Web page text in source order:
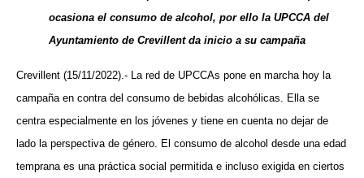
ocasiona el consumo de alcohol, por ello la UPCCA del
Ayuntamiento de Crevillent da inicio a su campaña
Crevillent (15/11/2022).- La red de UPCCAs pone en marcha hoy la
campaña en contra del consumo de bebidas alcohólicas. Ella se
centra especialmente en los jóvenes y tiene en cuenta no dejar de
lado la perspectiva de género. El consumo de alcohol desde una edad
temprana es una práctica social permitida e incluso exigida en ciertos